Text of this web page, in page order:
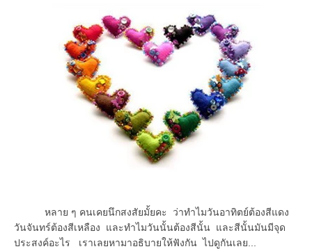
หลาย ๆ คนเคยนึกสงสัยมั้ยคะ ว่าทำไมวันอาทิตย์ต้องสีแดง
วันจันทร์ต้องสีเหลือง และทำไมวันนั้นต้องสีนั้น และสีนั้นมันมีจุด
ประสงค์อะไร เราเลยหามาอธิบายให้ฟังกัน ไปดูกันเลย...